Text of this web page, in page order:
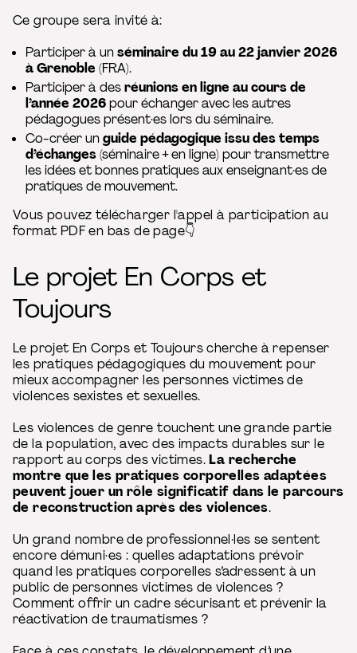
Ce groupe sera invité à:
Participer à unséminaire du 19 au 22 janvier 2026
à Grenoble (FRA).
Participer à desréunions en ligne au cours de
l’année 2026pour échanger avec les autres
pédagogues présent·es lors du séminaire.
Co-créer unguide pédagogique issu des temps
d’échanges(séminaire + en ligne) pour transmettre
les idées et bonnes pratiques aux enseignant·es de
pratiques de mouvement.
Vous pouvez télécharger l'appel à participation au
format PDF en bas de page👇
Le projet En Corps et
Toujours
Le projet En Corps et Toujours cherche à repenser
les pratiques pédagogiques du mouvement pour
mieux accompagner les personnes victimes de
violences sexistes et sexuelles.
Les violences de genre touchent une grande partie
de la population, avec des impacts durables sur le
rapport au corps des victimes.La recherche
montre que les pratiques corporelles adaptées
peuvent jouer un rôle significatif dans le parcours
de reconstruction après des violences.
Un grand nombre de professionnel·les se sentent
encore démuni·es : quelles adaptations prévoir
quand les pratiques corporelles s’adressent à un
public de personnes victimes de violences ?
Comment offrir un cadre sécurisant et prévenir la
réactivation de traumatismes ?